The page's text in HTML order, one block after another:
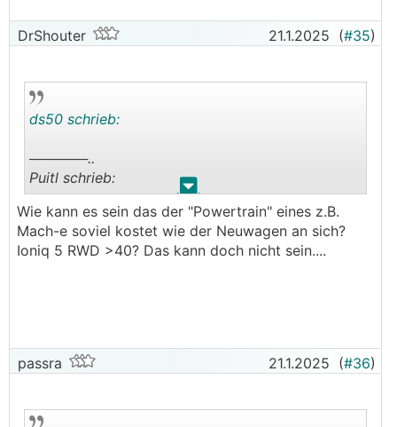
DrShouter 21.1.2025 (#35)
. .
ds50 schrieb:
──────..
Puitl schrieb:
Würde nichts vom Stellantis-Konzern kaufen, die
EV-Clinic hat da ganz schlechte Erfahrungen.
Hier ein neuer guter Bericht um eine Orientierung
Original Link für jene, die Links auf FB, X, Insta
Wie kann es sein das der "Powertrain" eines z.B.
Mach-e soviel kostet wie der Neuwagen an sich?
Ioniq 5 RWD >40? Das kann doch nicht sein....
passra 21.1.2025 (#36)